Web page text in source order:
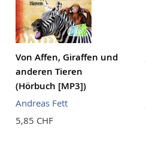
Von Affen, Giraffen und
anderen Tieren
(Hörbuch [MP3])
Andreas Fett
5,85 CHF